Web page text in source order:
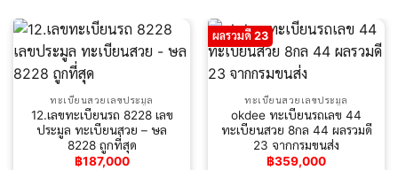
ทะเบียนสวยเลขประมูล
12.เลขทะเบียนรถ 8228 เลข
ประมูล ทะเบียนสวย – ษล
8228 ถูกที่สุด
฿187,000
ผลรวมดี 23
ทะเบียนสวยเลขประมูล
okdee ทะเบียนรถเลข 44
ทะเบียนสวย 8กล 44 ผลรวมดี
23 จากกรมขนส่ง
฿359,000